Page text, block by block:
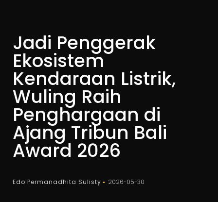
Jadi Penggerak
Ekosistem
Kendaraan Listrik,
Wuling Raih
Penghargaan di
Ajang Tribun Bali
Award 2026
Edo Permanadhita Sulisty 2026-05-30